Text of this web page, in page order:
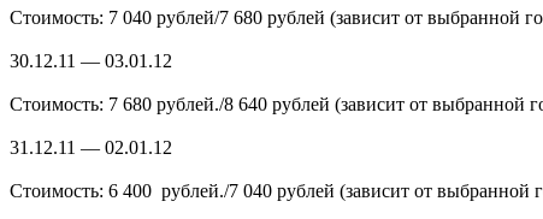
Стоимость: 7 040 рублей/7 680 рублей (зависит от выбранной
30.12.11 — 03.01.12
Стоимость: 7 680 рублей./8 640 рублей (зависит от выбранной
31.12.11 — 02.01.12
Стоимость: 6 400 рублей./7 040 рублей (зависит от выбранной